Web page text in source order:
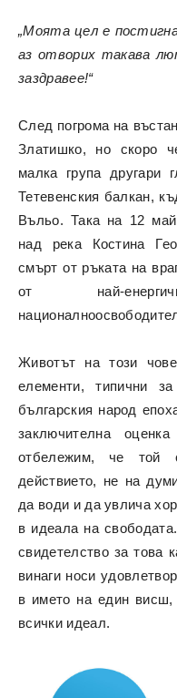
„Моята цел е
аз отворих такава
заздравее!“
След погрома на
Златишко, но скоро
малка група другари
Тетевенския балкан,
Въльо. Така на 12
над река Костина
смърт от ръката на
от най-
Животът на този
елементи, типични
българския народ
заключителна
отбележим, че той
действието, не на
да води и да увлича
в идеала на
свидетелство за това
винаги носи
в името на един висш,
всички идеал.